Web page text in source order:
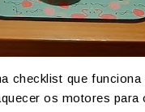
checklist que
os motores para